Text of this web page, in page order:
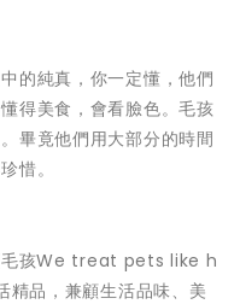
的純真，你一定懂，他們
得美食，會看臉色。毛孩
畢竟他們用大部分的時間
惜。
毛孩We treat pets like h
品，兼顧生活品味、美